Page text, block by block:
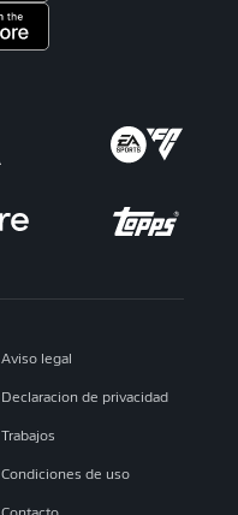
Aviso legal
Declaracion de privacidad
Trabajos
Condiciones de uso